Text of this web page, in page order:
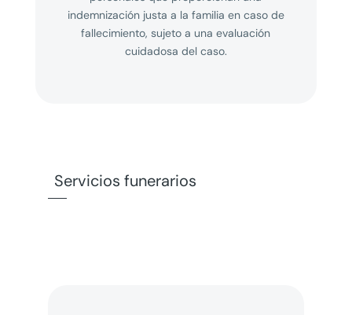
indemnización justa a la familia en caso de
fallecimiento, sujeto a una evaluación
cuidadosa del caso.
Servicios funerarios